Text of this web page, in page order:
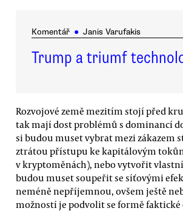
Komentář ● Janis Varufakis
Trump a triumf
Rozvojové země mezitím stojí před
tak mají dost problémů s dominancí
si budou muset vybrat mezi zákazem
ztrátou přístupu ke kapitálovým
v kryptoměnách), nebo vytvořit
budou muset soupeřit se síťovými
neméně nepříjemnou, ovšem ještě
možností je podvolit se formě faktické